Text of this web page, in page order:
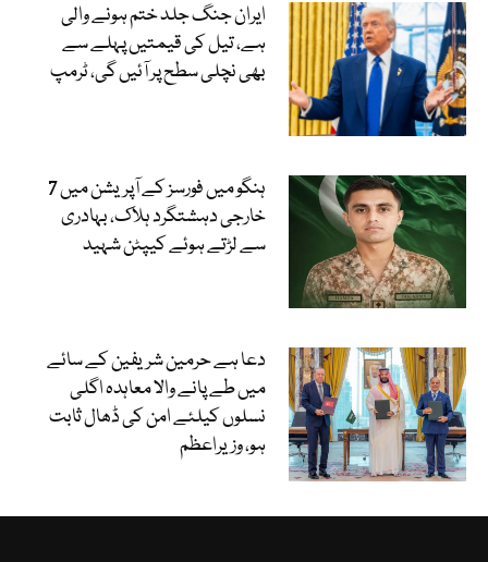
ایران جنگ جلد ختم ہونے والی
ہے، تیل کی قیمتیں پہلے سے
بھی نچلی سطح پر آئیں گی، ٹرمپ
ہنگو میں فورسز کے آپریشن میں 7
خارجی دہشتگرد ہلاک، بہادری
سے لڑتے ہوئے کیپٹن شہید
دعا ہے حرمین شریفین کے سائے
میں طے پانے والا معاہدہ اگلی
نسلوں کیلئے امن کی ڈھال ثابت
ہو، وزیراعظم